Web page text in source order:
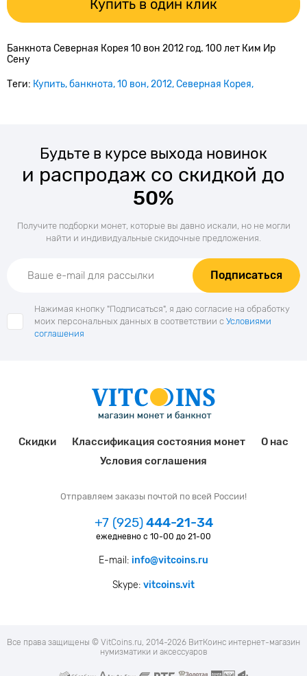
Купить в один клик
Банкнота Северная Корея 10 вон 2012 год. 100 лет Ким Ир
Сену
Теги: Купить банкнота 10 вон 2012 Северная Корея
Будьте в курсе выхода новинок
и распродаж со скидкой до
50%
Получите подборки монет, которые вы давно искали, но не могли
найти и индивидуальные скидочные предложения.
Подписаться
Нажимая кнопку "Подписаться", я даю согласие на обработку
моих персональных данных в соответствии с Условиями
соглашения
Скидки Классификация состояния монет
О нас
Условия соглашения
Отправляем заказы почтой по всей России!
+7 (925)444-21-34
ежедневно с 10-00 до 21-00
E-mail: info@vitcoins.ru
Skype: vitcoins.vit
Все права защищены © VitCoins.ru, 2014-2026 ВитКоинс интернет-магазин
нумизматики и аксессуаров